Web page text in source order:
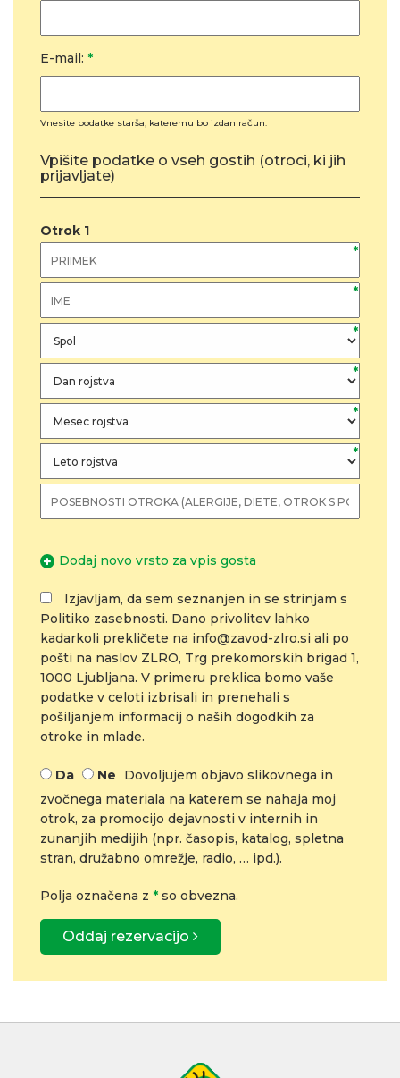
E-mail: *
Vnesite podatke starša, kateremu bo izdan račun.
Vpišite podatke o vseh gostih (otroci, ki jih
prijavljate)
Otrok 1
*
*
*
*
*
*
Dodaj novo vrsto za vpis gosta
Izjavljam, da sem seznanjen in se strinjam s
Politiko zasebnosti. Dano privolitev lahko
kadarkoli prekličete na info@zavod-zlro.si ali po
pošti na naslov ZLRO, Trg prekomorskih brigad 1,
1000 Ljubljana. V primeru preklica bomo vaše
podatke v celoti izbrisali in prenehali s
pošiljanjem informacij o naših dogodkih za
otroke in mlade.
Da Ne
Dovoljujem objavo slikovnega in
zvočnega materiala na katerem se nahaja moj
otrok, za promocijo dejavnosti v internih in
zunanjih medijih (npr. časopis, katalog, spletna
stran, družabno omrežje, radio, … ipd.).
Polja označena z * so obvezna.
Oddaj rezervacijo